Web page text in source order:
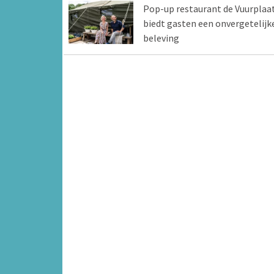
Pop-up restaurant de
biedt gasten een
beleving